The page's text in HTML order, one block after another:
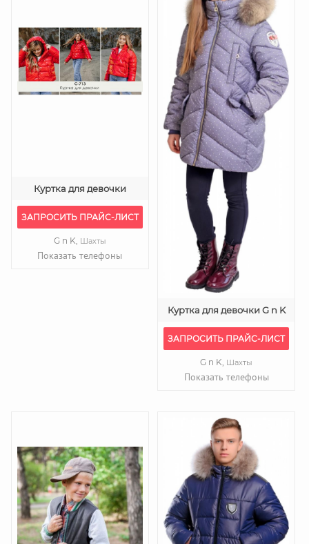
Куртка для девочки
ЗАПРОСИТЬ ПРАЙС-ЛИСТ
G n K, Шахты
Показать телефоны
Куртка для девочки G n K
ЗАПРОСИТЬ ПРАЙС-ЛИСТ
G n K, Шахты
Показать телефоны